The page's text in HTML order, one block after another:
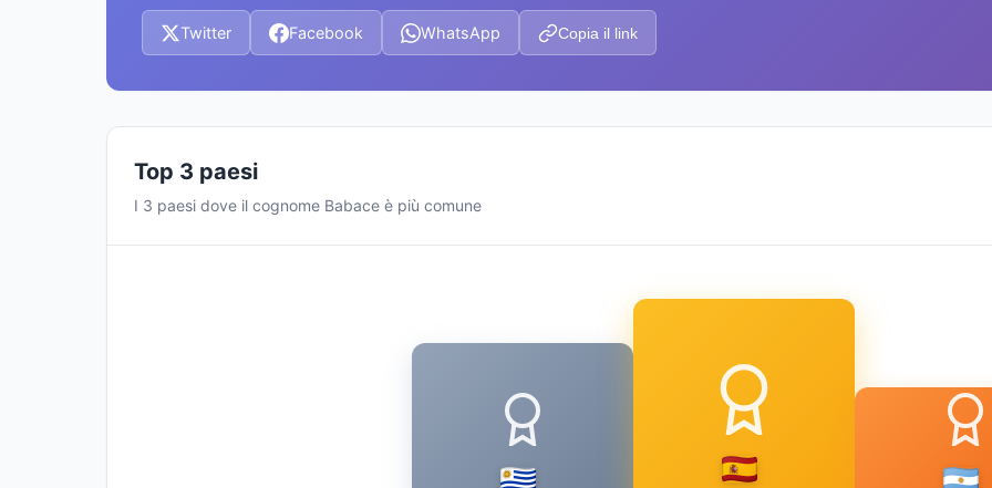
Twitter Facebook WhatsApp Copia il link
Top 3 paesi
I 3 paesi dove il cognome Babace è più comune